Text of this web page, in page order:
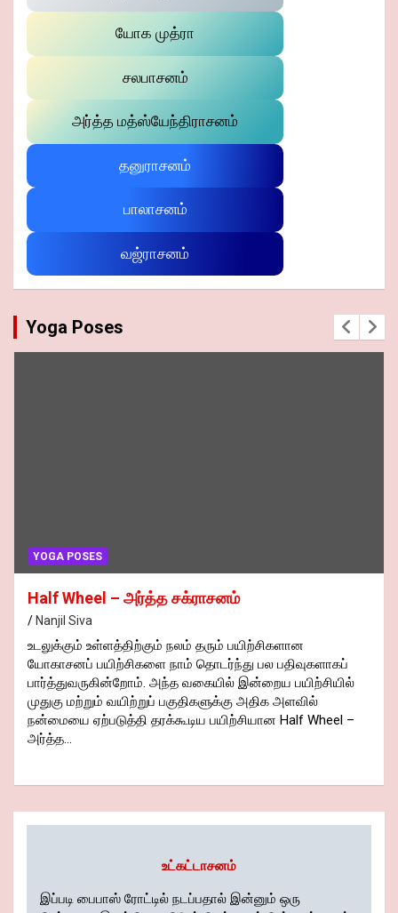
யோக முத்ரா
சலபாசனம்
அர்த்த மத்ஸ்யேந்திராசனம்
தனுராசனம்
பாலாசனம்
வஜ்ராசனம்
Yoga Poses
YOGA POSES
Half Wheel – அர்த்த சக்ராசனம்
Nanjil Siva
உடலுக்கும் உள்ளத்திற்கும் நலம் தரும் பயிற்சிகளான
யோகாசனப் பயிற்சிகளை நாம் தொடர்ந்து பல பதிவுகளாகப்
பார்த்துவருகின்றோம். அந்த வகையில் இன்றைய பயிற்சியில்
முதுகு மற்றும் வயிற்றுப் பகுதிகளுக்கு அதிக அளவில்
நன்மையை ஏற்படுத்தி தரக்கூடிய பயிற்சியான Half Wheel –
அர்த்த…
உட்கட்டாசனம்
இப்படி பைபாஸ் ரோட்டில் நடப்பதால் இன்னும் ஒரு